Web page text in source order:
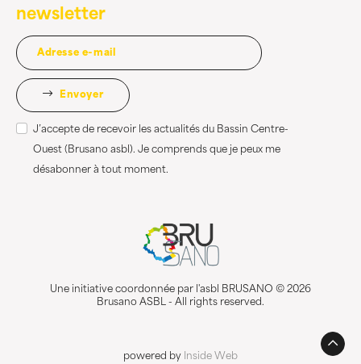
newsletter
Envoyer
J’accepte de recevoir les actualités du Bassin Centre-
Ouest (Brusano asbl). Je comprends que je peux me
désabonner à tout moment.
Une initiative coordonnée par l'asbl BRUSANO © 2026
Brusano ASBL - All rights reserved.
powered by Inside Web